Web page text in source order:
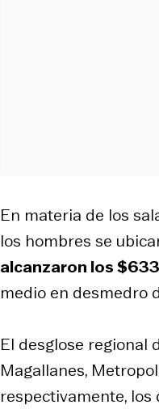
En materia de los
los hombres se
alcanzaron los
medio en desmedro
El desglose regional
Magallanes,
respectivamente,